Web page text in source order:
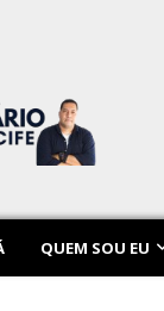
QUEM SOU EU